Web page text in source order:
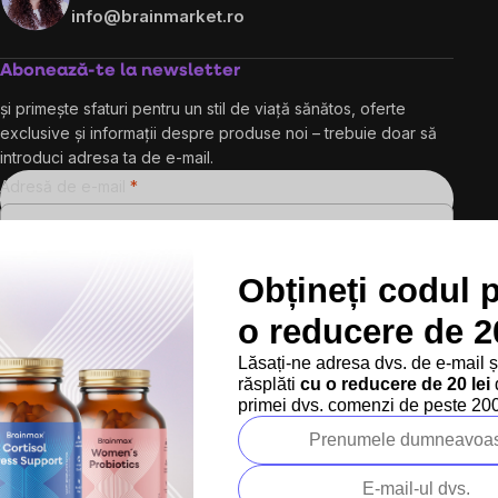
info@brainmarket.ro
Abonează-te la newsletter
și primește sfaturi pentru un stil de viață sănătos, oferte
exclusive și informații despre produse noi – trebuie doar să
introduci adresa ta de e-mail.
Adresă de e-mail
Prin introducerea e-mailului dvs. sunteți de acord cu
politica de confidențialitate
Abonare
Urmărește-ne pe rețelele sociale:
Peste 200.000 de recenzii verificate Produsele noastre sunt
Obțineți codul
o reducere de
Lăsați-ne adresa dvs. de e-mail
răsplăti cu o reducere de 20 lei
primei dvs. comenzi de peste